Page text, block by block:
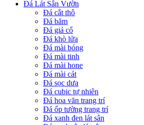
Đá Lát Sân Vườn
Đá cắt thô
Đá băm
Đá giả cổ
Đá khò lửa
Đá mài bóng
Đá mài tinh
Đá mài hone
Đá mài cát
Đá sọc dưa
Đá cubic tự nhiên
Đá hoa văn trang trí
Đá ốp tường trang trí
Đá xanh đen lát sân